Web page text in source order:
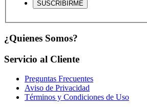
¿Quienes Somos?
Servicio al Cliente
Preguntas Frecuentes
Aviso de Privacidad
Términos y Condiciones de Uso